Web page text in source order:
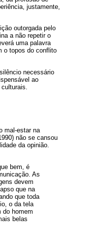
justamente,
outorgada pelo
a não repetir o
uma palavra
o topos do conflito
necessário
ao
mal-estar na
não se cansou
da opinião.
bem, é
As
devem
que na
que toda
o da tela
do homem
belas